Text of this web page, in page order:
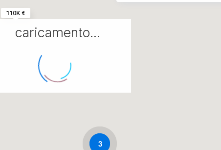
110K €
3
caricamento...